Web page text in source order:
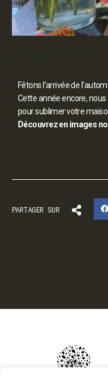
Fêtons l’arrivée de
Cette année encore,
pour sublimer votre
Découvrez en images
PARTAGER SUR